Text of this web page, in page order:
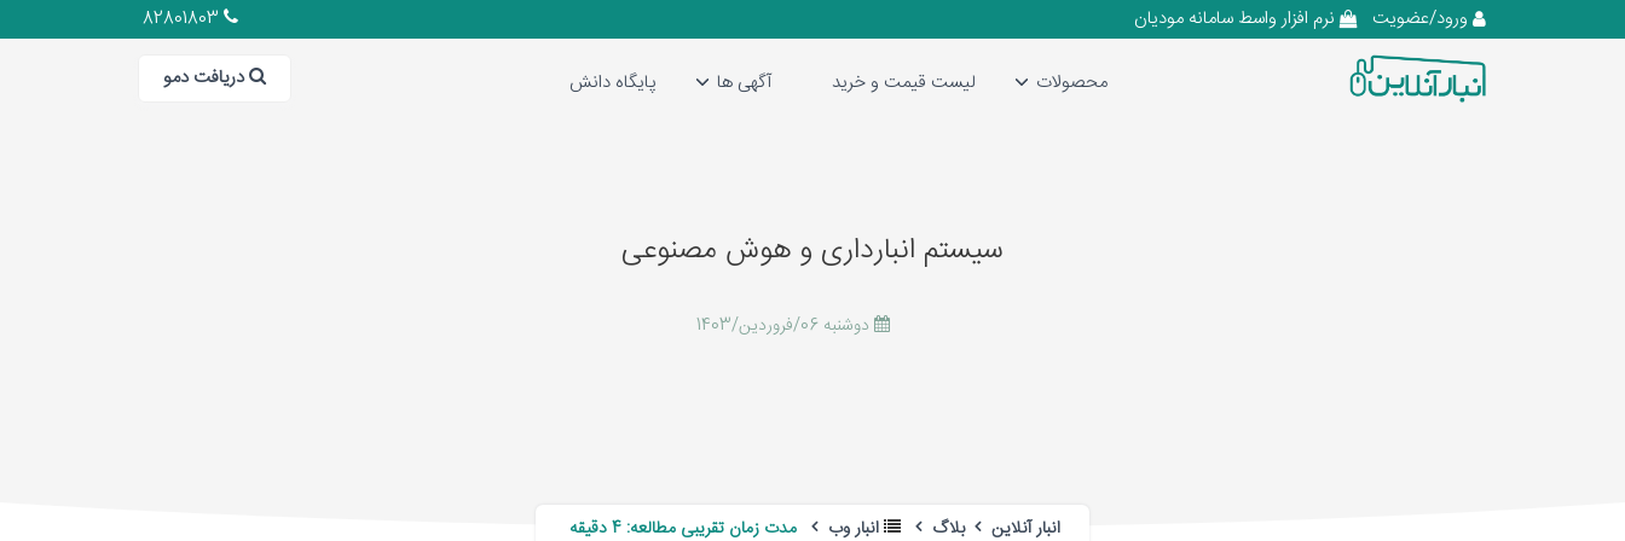
ورود/عضویت نرم افزار واسط سامانه مودیان
دریافت دمو
محصولات لیست قیمت و خرید آگهی ها پایگاه دانش
سیستم انبارداری و هوش مصنوعی
دوشنبه 06/فروردین/1403
انبار آنلاین بلاگ انبار وب مدت زمان تقریبی مطالعه: 4 دقیقه